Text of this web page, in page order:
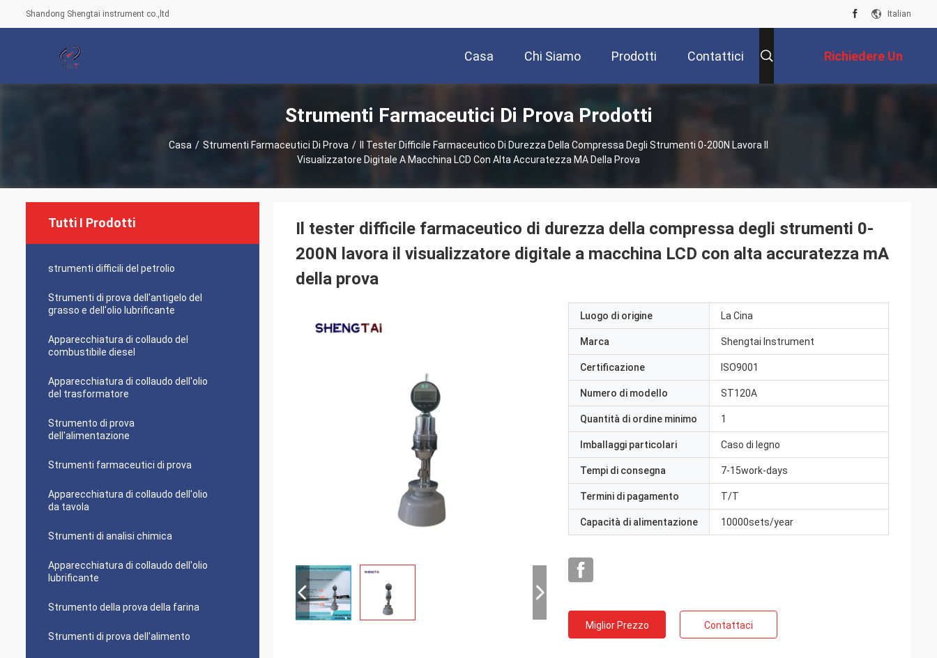
Shandong Shengtai instrument co.,ltd Italian
Casa Chi Siamo Prodotti Contattici Richiedere Un
Preventivo
Strumenti Farmaceutici Di Prova Prodotti
Casa / Strumenti Farmaceutici Di Prova /
Il Tester Difficile Farmaceutico Di Durezza Della Compressa Degli Strumenti 0-200N Lavora Il
Visualizzatore Digitale A Macchina LCD Con Alta Accuratezza MA Della Prova
Tutti I Prodotti
strumenti difficili del petrolio
Strumenti di prova dell'antigelo del
grasso e dell'olio lubrificante
Apparecchiatura di collaudo del
combustibile diesel
Apparecchiatura di collaudo dell'olio
del trasformatore
Strumento di prova
dell'alimentazione
Strumenti farmaceutici di prova
Apparecchiatura di collaudo dell'olio
da tavola
Strumenti di analisi chimica
Apparecchiatura di collaudo dell'olio
lubrificante
Strumento della prova della farina
Strumenti di prova dell'alimento
Il tester difficile farmaceutico di durezza della compressa degli strumenti 0-
200N lavora il visualizzatore digitale a macchina LCD con alta accuratezza mA
della prova
Luogo di origine La Cina
Marca Shengtai Instrument
Certificazione ISO9001
Numero di modello ST120A
Quantità di ordine minimo 1
Imballaggi particolari Caso di legno
Tempi di consegna 7-15work-days
Termini di pagamento T/T
Capacità di alimentazione 10000sets/year
Miglior Prezzo Contattaci